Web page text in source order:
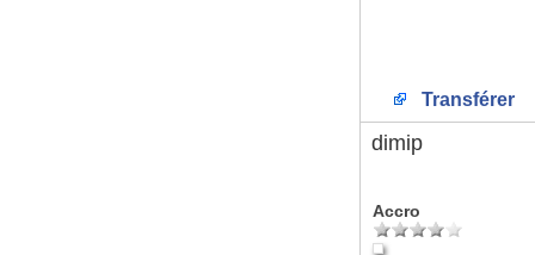
Transférer
dimip
Accro